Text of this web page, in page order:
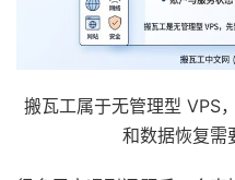
搬瓦工属于无管理型 VPS
和数据恢复需